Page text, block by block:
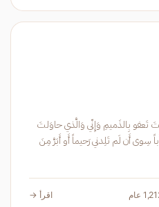
أَبا العَبّاسِ ما ظَنّي بِشُكري إِذا ما كُنتَ تَعفو بِالذَميمِ وَإِنّي وَالَّذي حاوَلتَ
مِنّي لَمُعوَجٌ دَفَعتَ إِلى مُقيمِ وَكُنتَ أَباً سِوى أَن لَم تَلِدني رَحيماً أَو أَبَرَّ مِنَ
اقرأ →